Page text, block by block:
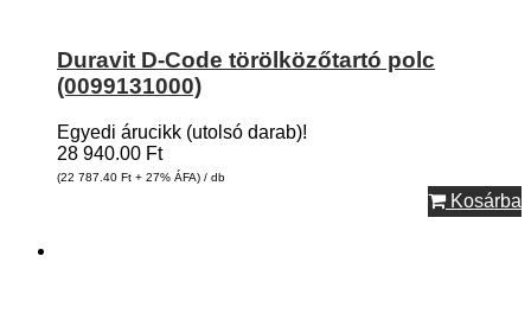
Duravit D-Code törölközőtartó polc
(0099131000)
Egyedi árucikk (utolsó darab)!
28 940.00 Ft
(22 787.40 Ft + 27% ÁFA) / db
Kosárba